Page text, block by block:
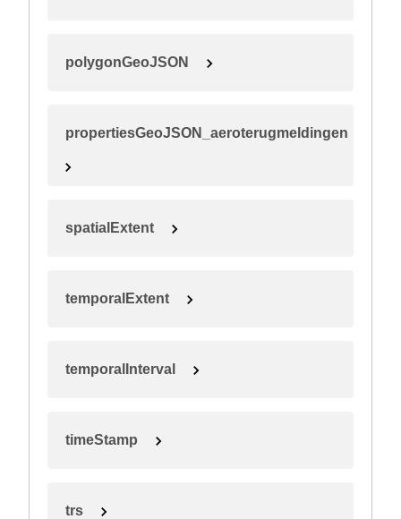
polygonGeoJSON
propertiesGeoJSON_aeroterugmeldingen
spatialExtent
temporalExtent
temporalInterval
timeStamp
trs